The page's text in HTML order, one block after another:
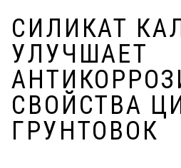
СИЛИКАТ
УЛУЧШАЕТ
СВОЙСТВА
ГРУНТОВОК